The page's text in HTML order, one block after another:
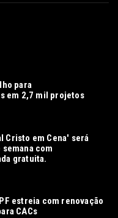
para
em 2,7 mil projetos
Cristo em Cena' será
com
gratuita.
estreia com renovação
CACs